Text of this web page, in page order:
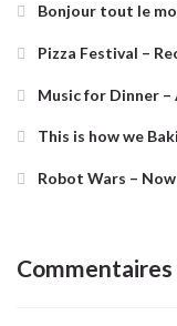
Bonjour tout le
Pizza Festival –
Music for Dinner –
This is how we
Robot Wars –